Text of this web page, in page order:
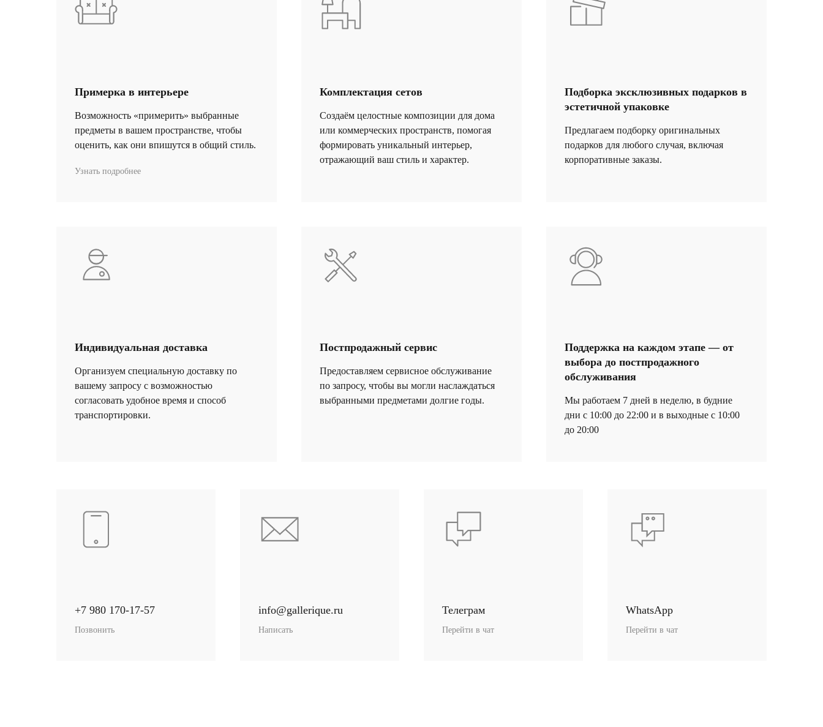
Примерка в интерьере
Возможность «примерить» выбранные
предметы в вашем пространстве, чтобы
оценить, как они впишутся в общий стиль.
Узнать подробнее
Комплектация сетов
Cоздаём целостные композиции для дома
или коммерческих пространств, помогая
формировать уникальный интерьер,
отражающий ваш стиль и характер.
Подборка эксклюзивных подарков в
эстетичной упаковке
Предлагаем подборку оригинальных
подарков для любого случая, включая
корпоративные заказы.
Индивидуальная доставка
Организуем специальную доставку по
вашему запросу с возможностью
согласовать удобное время и способ
транспортировки.
Постпродажный сервис
Предоставляем сервисное обслуживание
по запросу, чтобы вы могли наслаждаться
выбранными предметами долгие годы.
Поддержка на каждом этапе — от
выбора до постпродажного
обслуживания
Мы работаем 7 дней в неделю, в будние
дни с 10:00 до 22:00 и в выходные с 10:00
до 20:00
+7 980 170-17-57
Позвонить
info@gallerique.ru
Написать
Телеграм
Перейти в чат
WhatsApp
Перейти в чат
info@gallerique.ru
Ценность обретения визуального комфорта
info@gallerique.ru
Написать нам в WhatsApp
Позвонить нам по